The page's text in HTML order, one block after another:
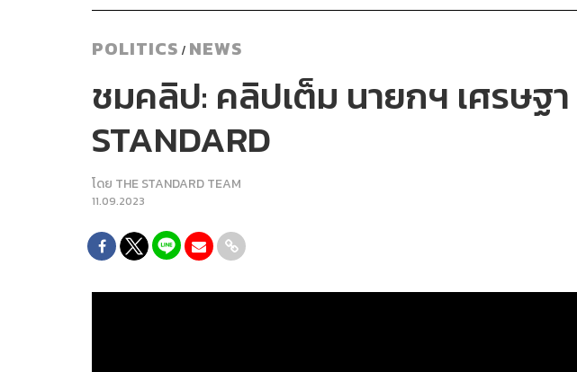
POLITICS / NEWS
ชมคลิป: คลิปเต็ม นายกฯ เศรษฐ
STANDARD
โดย THE STANDARD TEAM
11.09.2023